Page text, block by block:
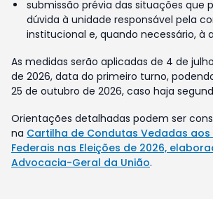
submissão prévia das situações que
dúvida à unidade responsável pela
institucional e, quando necessário, à
As medidas serão aplicadas de 4 de
de 2026, data do primeiro turno,
25 de outubro de 2026, caso haja
Orientações detalhadas podem ser
na Cartilha de Condutas Vedadas aos
Federais nas Eleições de 2026,
Advocacia-Geral da União.